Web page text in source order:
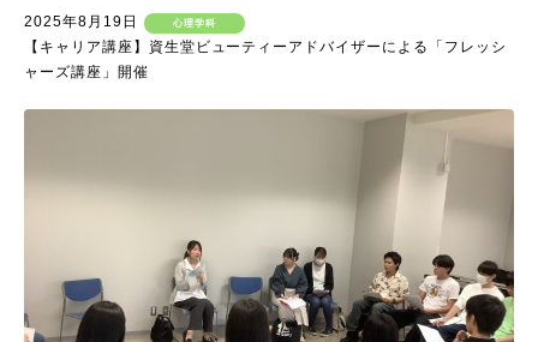
2025年8月19日 心理学科
【キャリア講座】資生堂ビューティーアドバイザーによる「フレッシ
ャーズ講座」開催